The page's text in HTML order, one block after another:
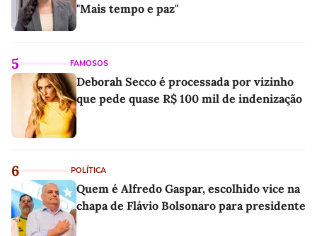
"Mais tempo e paz"
5 FAMOSOS
Deborah Secco é processada por vizinho
que pede quase R$ 100 mil de indenização
6 POLÍTICA
Quem é Alfredo Gaspar, escolhido vice na
chapa de Flávio Bolsonaro para presidente